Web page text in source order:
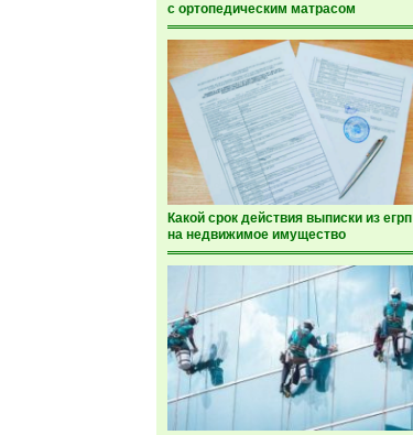
с ортопедическим матрасом
Какой срок действия выписки из егрп
на недвижимое имущество